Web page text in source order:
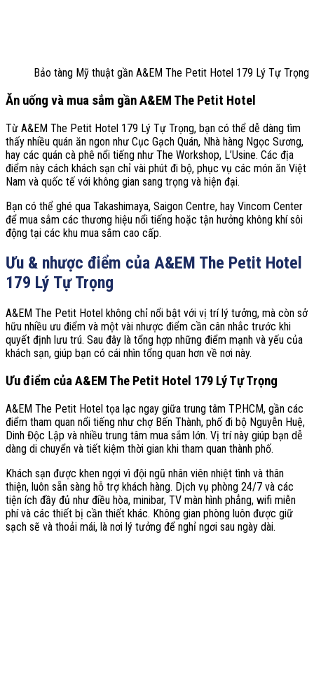
Bảo tàng Mỹ thuật gần A&EM The Petit Hotel 179 Lý Tự Trọng
Ăn uống và mua sắm gần A&EM The Petit Hotel
Từ A&EM The Petit Hotel 179 Lý Tự Trọng, bạn có thể dễ dàng tìm
thấy nhiều quán ăn ngon như Cục Gạch Quán, Nhà hàng Ngọc Sương,
hay các quán cà phê nổi tiếng như The Workshop, L’Usine. Các địa
điểm này cách khách sạn chỉ vài phút đi bộ, phục vụ các món ăn Việt
Nam và quốc tế với không gian sang trọng và hiện đại.
Bạn có thể ghé qua Takashimaya, Saigon Centre, hay Vincom Center
để mua sắm các thương hiệu nổi tiếng hoặc tận hưởng không khí sôi
động tại các khu mua sắm cao cấp.
Ưu & nhược điểm của A&EM The Petit Hotel
179 Lý Tự Trọng
A&EM The Petit Hotel không chỉ nổi bật với vị trí lý tưởng, mà còn sở
hữu nhiều ưu điểm và một vài nhược điểm cần cân nhắc trước khi
quyết định lưu trú. Sau đây là tổng hợp những điểm mạnh và yếu của
khách sạn, giúp bạn có cái nhìn tổng quan hơn về nơi này.
Ưu điểm của A&EM The Petit Hotel 179 Lý Tự Trọng
A&EM The Petit Hotel tọa lạc ngay giữa trung tâm TP.HCM, gần các
điểm tham quan nổi tiếng như chợ Bến Thành, phố đi bộ Nguyễn Huệ,
Dinh Độc Lập và nhiều trung tâm mua sắm lớn. Vị trí này giúp bạn dễ
dàng di chuyển và tiết kiệm thời gian khi tham quan thành phố.
Khách sạn được khen ngợi vì đội ngũ nhân viên nhiệt tình và thân
thiện, luôn sẵn sàng hỗ trợ khách hàng. Dịch vụ phòng 24/7 và các
tiện ích đầy đủ như điều hòa, minibar, TV màn hình phẳng, wifi miễn
phí và các thiết bị cần thiết khác. Không gian phòng luôn được giữ
sạch sẽ và thoải mái, là nơi lý tưởng để nghỉ ngơi sau ngày dài.